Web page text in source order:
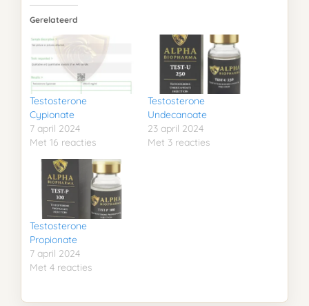
Gerelateerd
Testosterone
Cypionate
7 april 2024
Met 16 reacties
Testosterone
Undecanoate
23 april 2024
Met 3 reacties
Testosterone
Propionate
7 april 2024
Met 4 reacties